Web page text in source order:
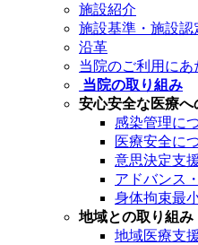
施設紹介
施設基準・施設認
沿革
当院のご利用にあ
当院の取り組み
安心安全な医療へ
感染管理に
医療安全に
意思決定支
アドバンス
身体拘束最
地域との取り組み
地域医療支